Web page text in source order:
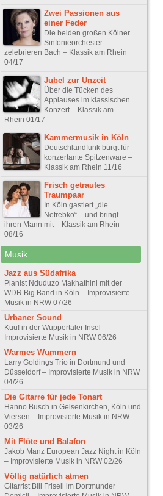
Zwei Passionen aus
einer Feder
Die beiden großen Kölner
Sinfonieorchester
zelebrieren Bach – Klassik am Rhein
04/17
Jubel zur Unzeit
Über die Tücken des
Applauses im klassischen
Konzert – Klassik am
Rhein 01/17
Kammermusik in Köln
Deutschlandfunk bürgt für
konzertante Spitzenware –
Klassik am Rhein 11/16
Frisch getrautes
Traumpaar
In Köln gastiert „die
Netrebko“ – und bringt
ihren Mann mit – Klassik am Rhein
08/16
Musik.
Jazz aus Südafrika
Pianist Nduduzo Makhathini mit der
WDR Big Band in Köln – Improvisierte
Musik in NRW 07/26
Urbaner Sound
Kuu! in der Wuppertaler Insel –
Improvisierte Musik in NRW 06/26
Warmes Wummern
Larry Goldings Trio in Dortmund und
Düsseldorf – Improvisierte Musik in NRW
04/26
Die Gitarre für jede Tonart
Hanno Busch in Gelsenkirchen, Köln und
Viersen – Improvisierte Musik in NRW
03/26
Mit Flöte und Balafon
Jakob Manz European Jazz Night in Köln
– Improvisierte Musik in NRW 02/26
Völlig natürlich atmen
Gitarrist Bill Frisell im Dortmunder